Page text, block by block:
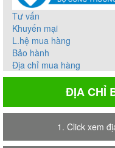
Tư vấn
Khuyến mại
L.hệ mua hàng
Bảo hành
Địa chỉ mua hàng
ĐỊA CHỈ
1. Click xem